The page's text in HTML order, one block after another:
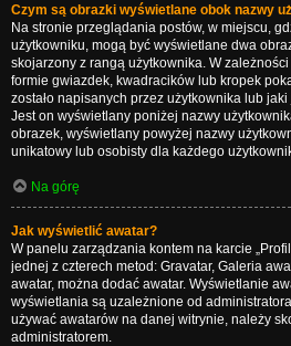
Czym są obrazki wyświetlane obok nazwy
Na stronie przeglądania postów, w miejscu,
użytkowniku, mogą być wyświetlane dwa
skojarzony z rangą użytkownika. W
formie gwiazdek, kwadracików lub kropek
zostało napisanych przez użytkownika lub
Jest on wyświetlany poniżej nazwy
obrazek, wyświetlany powyżej nazwy
unikatowy lub osobisty dla każdego
Na górę
Jak wyświetlić awatar?
W panelu zarządzania kontem na karcie
jednej z czterech metod: Gravatar, Galeria
awatar, można dodać awatar. Wyświetlanie
wyświetlania są uzależnione od
używać awatarów na danej witrynie, należy
administratorem.